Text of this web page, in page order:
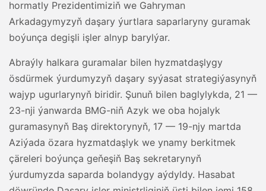
hormatly Prezidentimiziň we Gahryman
Arkadagymyzyň daşary ýurtlara saparlaryny guramak
boýunça degişli işler alnyp barylýar.
Abraýly halkara guramalar bilen hyzmatdaşlygy
ösdürmek ýurdumyzyň daşary syýasat strategiýasynyň
wajyp ugurlarynyň biridir. Şunuň bilen baglylykda, 21 —
23-nji ýanwarda BMG-niň Azyk we oba hojalyk
guramasynyň Baş direktorynyň, 17 — 19-njy martda
Aziýada özara hyzmatdaşlyk we ynamy berkitmek
çäreleri boýunça geňeşiň Baş sekretarynyň
ýurdumyzda saparda bolandygy aýdyldy. Hasabat